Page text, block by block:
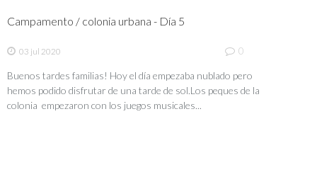
Campamento / colonia urbana - Día 5
03 jul 2020 0
Buenos tardes familias! Hoy el día empezaba nublado pero
hemos podido disfrutar de una tarde de sol.Los peques de la
colonia empezaron con los juegos musicales...